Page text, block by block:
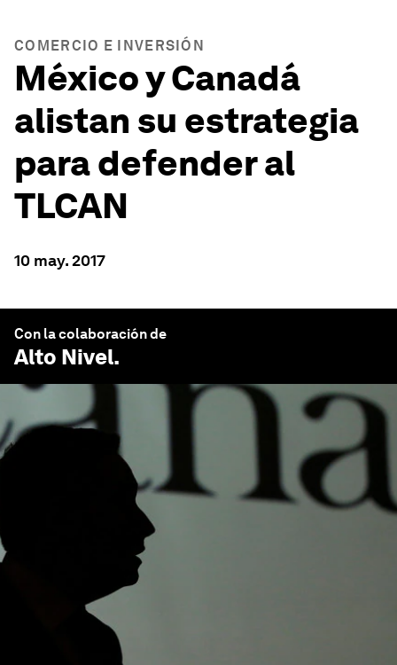
COMERCIO E INVERSIÓN
México y Canadá
alistan su estrategia
para defender al
TLCAN
10 may. 2017
Con la colaboración de
Alto Nivel.